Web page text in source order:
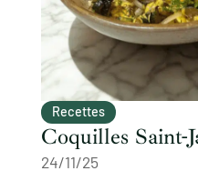
Recettes
Coquilles Saint-
24/11/25